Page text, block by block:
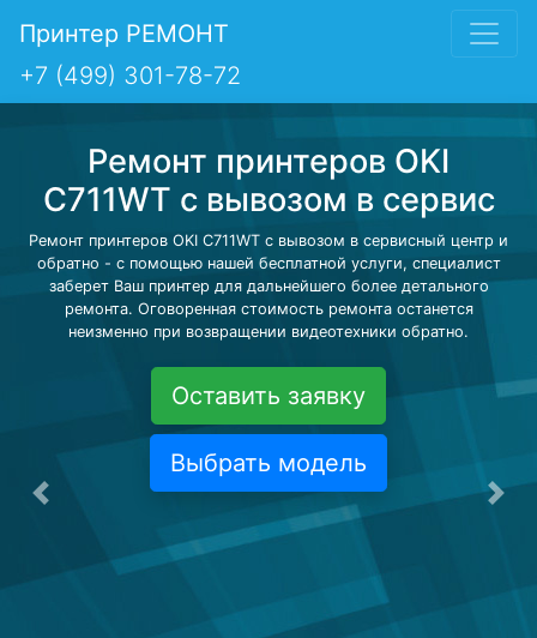
Принтер РЕМОНТ
+7 (499) 301-78-72
Ремонт принтеров OKI
C711WT с вывозом в сервис
Ремонт принтеров OKI C711WT с вывозом в сервисный центр и
обратно - с помощью нашей бесплатной услуги, специалист
заберет Ваш принтер для дальнейшего более детального
ремонта. Оговоренная стоимость ремонта останется
неизменно при возвращении видеотехники обратно.
Оставить заявку
Выбрать модель
Предыдущая